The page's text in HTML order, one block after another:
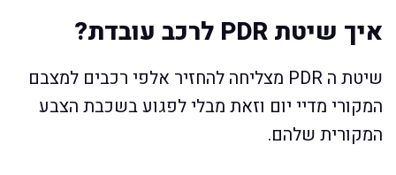
איך שיטת PDR לרכב עובדת?
שיטת ה PDR מצליחה להחזיר אלפי רכבים למצבם
המקורי מדיי יום וזאת מבלי לפגוע בשכבת הצבע
המקורית שלהם.